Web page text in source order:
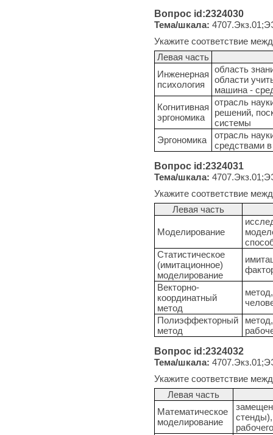
Вопрос id:2324030
Тема/шкала:
Укажите соответствие
Левая часть
Инженерная
психология
область
области
машина -
Когнитивная
эргономика
отрасль
решений,
системы
Эргономика
отрасль
средствами
Вопрос id:2324031
Тема/шкала:
Укажите соответствие
Левая часть
Моделирование
Статистическое
(имитационное)
моделирование
Векторно-
координатный
метод
Полиэффекторный
метод
Вопрос id:2324032
Тема/шкала:
Укажите соответствие
Левая часть
Математическое
моделирование